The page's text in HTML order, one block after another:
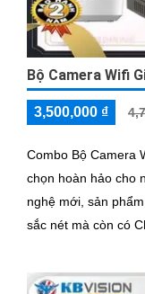
Bộ Camera Wifi
3,500,000 ₫
Combo Bộ Camera
chọn hoàn hảo cho ngôi nhà
nghệ mới, sản
sắc nét mà còn có